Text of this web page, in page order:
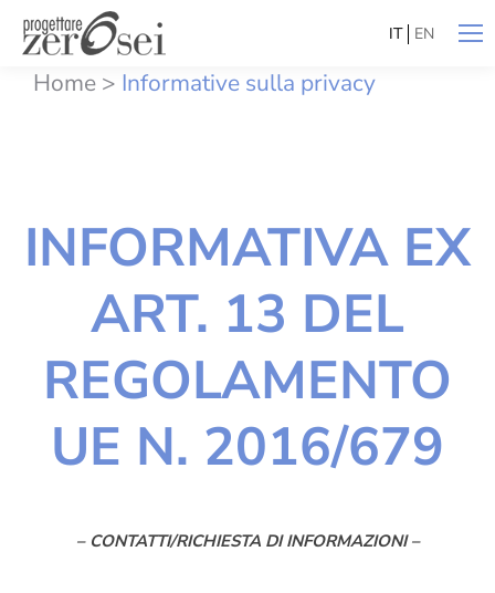
IT EN
Home > Informative sulla privacy
INFORMATIVA EX
ART. 13 DEL
REGOLAMENTO
UE N. 2016/679
– CONTATTI/RICHIESTA DI INFORMAZIONI –